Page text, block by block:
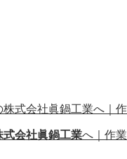
式会社眞鍋工業へ｜作